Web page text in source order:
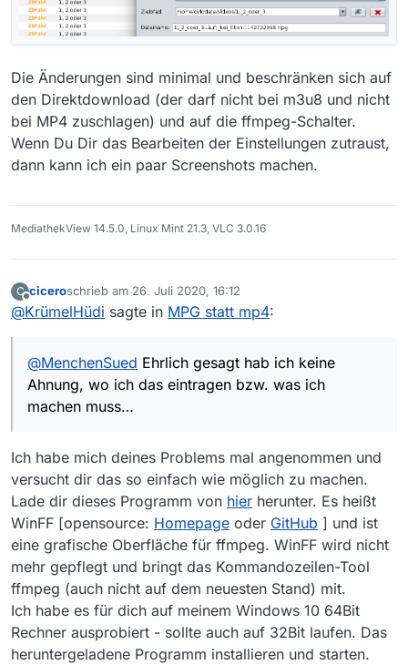
Die Änderungen sind minimal und beschränken sich auf
den Direktdownload (der darf nicht bei m3u8 und nicht
bei MP4 zuschlagen) und auf die ffmpeg-Schalter.
Wenn Du Dir das Bearbeiten der Einstellungen zutraust,
dann kann ich ein paar Screenshots machen.
MediathekView 14.5.0, Linux Mint 21.3, VLC 3.0.16
C
Offline
ciceroschrieb am 26. Juli 2020, 16:12
zuletzt editiert von
@KrümelHüdi sagte in MPG statt mp4:
@MenchenSued Ehrlich gesagt hab ich keine
Ahnung, wo ich das eintragen bzw. was ich
machen muss…
Ich habe mich deines Problems mal angenommen und
versucht dir das so einfach wie möglich zu machen.
Lade dir dieses Programm von hier herunter. Es heißt
WinFF [opensource: Homepage oder GitHub ] und ist
eine grafische Oberfläche für ffmpeg. WinFF wird nicht
mehr gepflegt und bringt das Kommandozeilen-Tool
ffmpeg (auch nicht auf dem neuesten Stand) mit.
Ich habe es für dich auf meinem Windows 10 64Bit
Rechner ausprobiert - sollte auch auf 32Bit laufen. Das
heruntergeladene Programm installieren und starten.